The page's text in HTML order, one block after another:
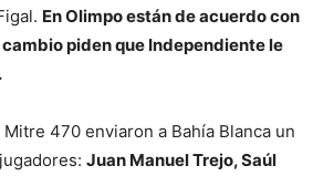
En Olimpo están de acuerdo con
piden que Independiente le
470 enviaron a Bahía Blanca un
Juan Manuel Trejo, Saúl